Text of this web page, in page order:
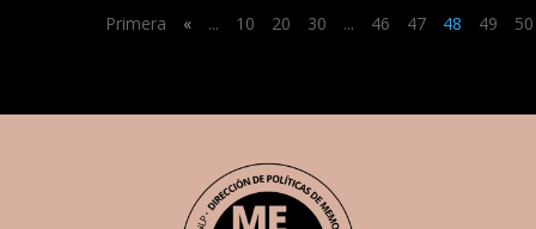
Primera « ... 10 20 30 ... 46 47 48 49 50